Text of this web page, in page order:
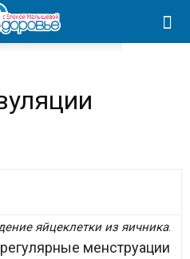
яйцеклетки из яичника.
менструации